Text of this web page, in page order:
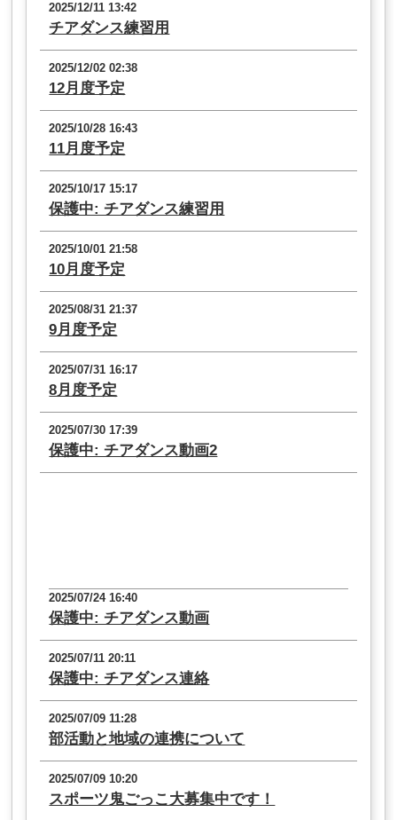
2025/12/11 13:42
チアダンス練習用
2025/12/02 02:38
12月度予定
2025/10/28 16:43
11月度予定
2025/10/17 15:17
保護中: チアダンス練習用
2025/10/01 21:58
10月度予定
2025/08/31 21:37
9月度予定
2025/07/31 16:17
8月度予定
2025/07/30 17:39
保護中: チアダンス動画2
2025/07/24 16:40
保護中: チアダンス動画
2025/07/11 20:11
保護中: チアダンス連絡
2025/07/09 11:28
部活動と地域の連携について
2025/07/09 10:20
スポーツ鬼ごっこ大募集中です！